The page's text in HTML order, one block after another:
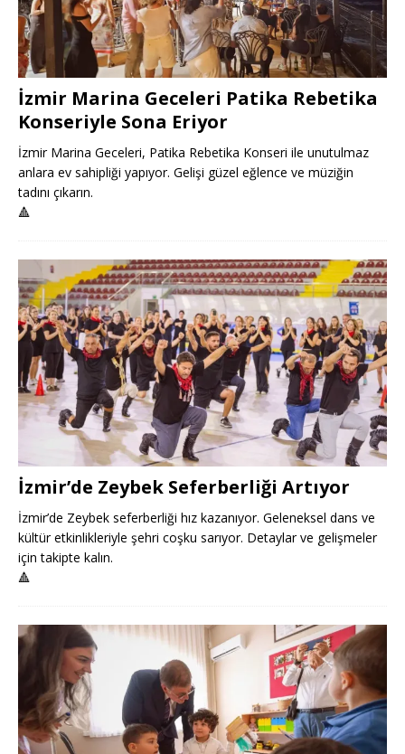
İzmir Marina Geceleri Patika Rebetika
Konseriyle Sona Eriyor
İzmir Marina Geceleri, Patika Rebetika Konseri ile unutulmaz
anlara ev sahipliği yapıyor. Gelişi güzel eğlence ve müziğin
tadını çıkarın.
🔺
İzmir’de Zeybek Seferberliği Artıyor
İzmir’de Zeybek seferberliği hız kazanıyor. Geleneksel dans ve
kültür etkinlikleriyle şehri coşku sarıyor. Detaylar ve gelişmeler
için takipte kalın.
🔺